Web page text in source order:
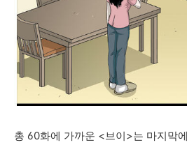
총 60화에 가까운 <브이>는 마지막